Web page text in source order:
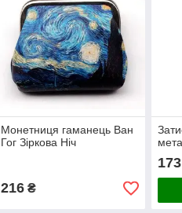
Монетниця гаманець Ван
Гог Зіркова Ніч
216₴
173